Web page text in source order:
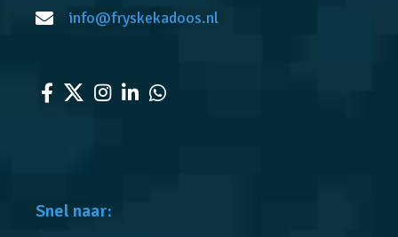
info@fryskekadoos.nl
Snel naar: